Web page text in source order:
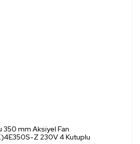
350 mm Aksiyel Fan
Z 230V 4 Kutuplu